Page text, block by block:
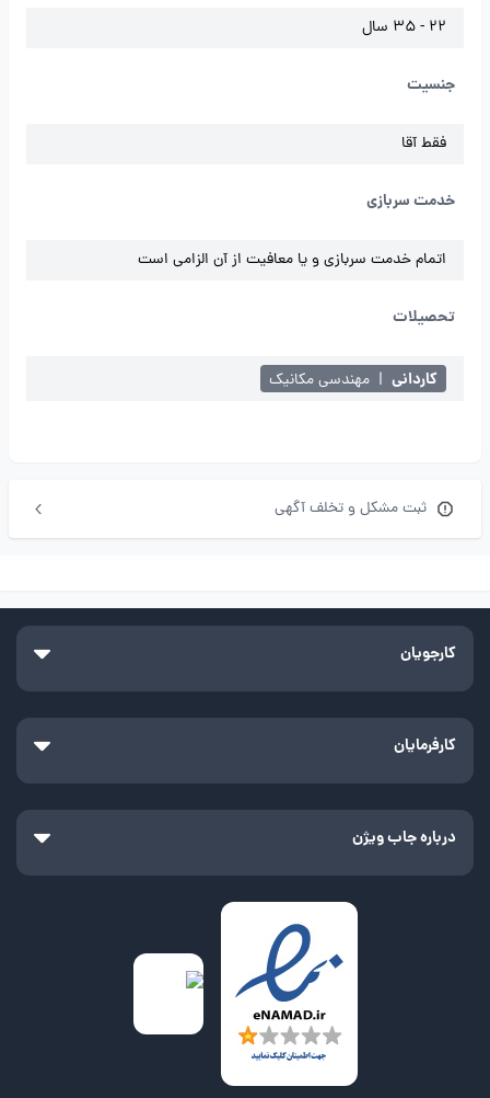
22 - 35 سال
جنسیت
فقط آقا
خدمت سربازی
اتمام خدمت سربازی و یا معافیت از آن الزامی است
تحصیلات
کاردانی | مهندسی مکانیک
ثبت مشکل و تخلف آگهی
کارجویان
کارفرمایان
درباره جاب ویژن